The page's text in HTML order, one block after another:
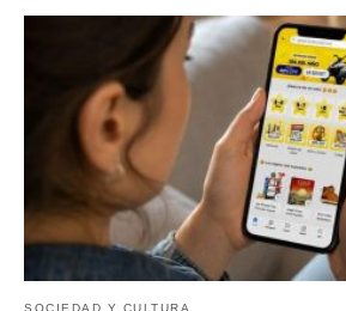
SOCIEDAD Y CULTURA